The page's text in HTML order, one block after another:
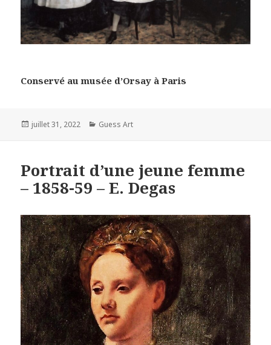
Conservé au musée d’Orsay à Paris
Posted
juillet 31, 2022 Categories
Guess Art
Portrait d’une jeune femme
– 1858-59 – E. Degas